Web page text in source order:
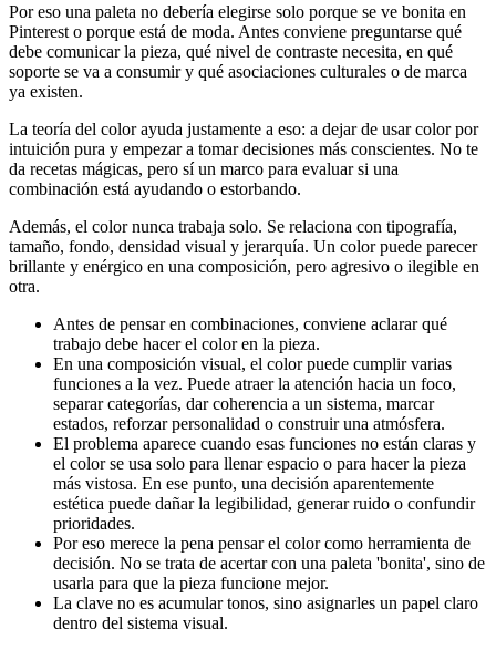
Por eso una paleta no debería elegirse solo porque se ve bonita en
Pinterest o porque está de moda. Antes conviene preguntarse qué
debe comunicar la pieza, qué nivel de contraste necesita, en qué
soporte se va a consumir y qué asociaciones culturales o de marca
ya existen.
La teoría del color ayuda justamente a eso: a dejar de usar color por
intuición pura y empezar a tomar decisiones más conscientes. No te
da recetas mágicas, pero sí un marco para evaluar si una
combinación está ayudando o estorbando.
Además, el color nunca trabaja solo. Se relaciona con tipografía,
tamaño, fondo, densidad visual y jerarquía. Un color puede parecer
brillante y enérgico en una composición, pero agresivo o ilegible en
otra.
Antes de pensar en combinaciones, conviene aclarar qué
trabajo debe hacer el color en la pieza.
En una composición visual, el color puede cumplir varias
funciones a la vez. Puede atraer la atención hacia un foco,
separar categorías, dar coherencia a un sistema, marcar
estados, reforzar personalidad o construir una atmósfera.
El problema aparece cuando esas funciones no están claras y
el color se usa solo para llenar espacio o para hacer la pieza
más vistosa. En ese punto, una decisión aparentemente
estética puede dañar la legibilidad, generar ruido o confundir
prioridades.
Por eso merece la pena pensar el color como herramienta de
decisión. No se trata de acertar con una paleta 'bonita', sino de
usarla para que la pieza funcione mejor.
La clave no es acumular tonos, sino asignarles un papel claro
dentro del sistema visual.